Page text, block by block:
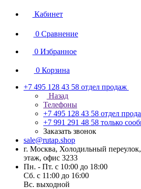
Кабинет
0 Сравнение
0 Избранное
0 Корзина
+7 495 128 43 58 отдел продаж
Назад
Телефоны
+7 495 128 43 58 отдел
+7 991 291 48 58 только
Заказать звонок
sale@rutap.shop
г. Москва, Холодильный
этаж, офис 3233
Пн. - Пт. с 10:00 до 18:00
Сб. с 11:00 до 16:00
Вс. выходной